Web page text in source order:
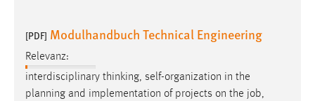
[PDF] Modulhandbuch Technical Engineering
Relevanz:
interdisciplinary thinking, self-organization in the
planning and implementation of projects on the job,